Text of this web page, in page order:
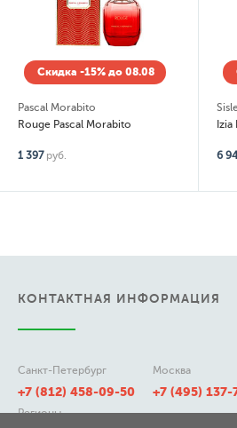
Скидка -15% до 08.08
Pascal Morabito
Rouge Pascal Morabito
1 397 руб. 6
КОНТАКТНАЯ ИНФОРМАЦИЯ
Санкт-Петербург
+7 (812) 458-09-50
Москва
+7 (495) 137-
Регионы